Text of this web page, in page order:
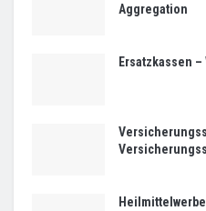
Aggregation
Ersatzkassen